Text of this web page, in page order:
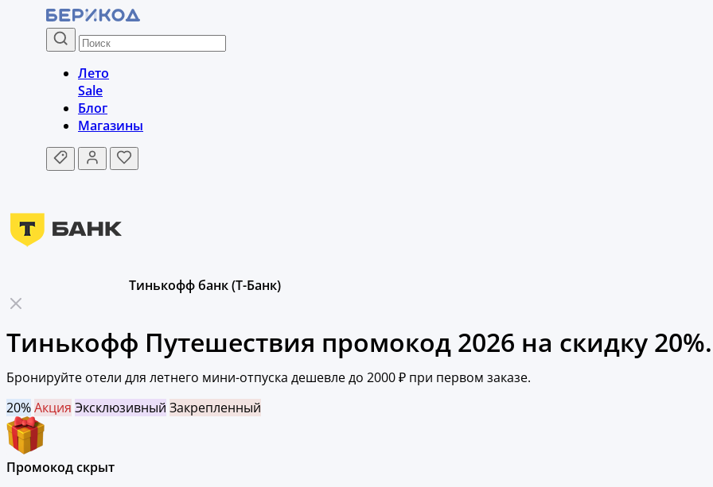
Лето
Sale
Блог
Магазины
Тинькофф банк (Т-Банк)
Тинькофф Путешествия промокод 2026 на скидку 20%.
Бронируйте отели для летнего мини-отпуска дешевле до 2000 ₽ при первом заказе.
20%Акция Эксклюзивный Закрепленный
Промокод скрыт